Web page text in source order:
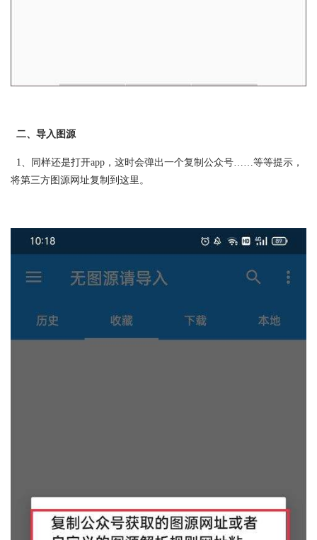
二、导入图源
1、同样还是打开app，这时会弹出一个复制公众号……等等提示，
将第三方图源网址复制到这里。